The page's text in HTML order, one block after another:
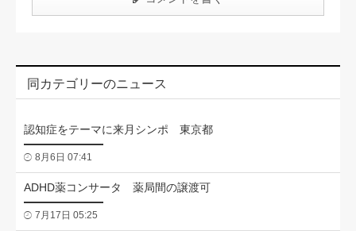
同カテゴリーのニュース
認知症をテーマに来月シンポ 東京都
8月6日 07:41
ADHD薬コンサータ 薬局間の譲渡可
7月17日 05:25